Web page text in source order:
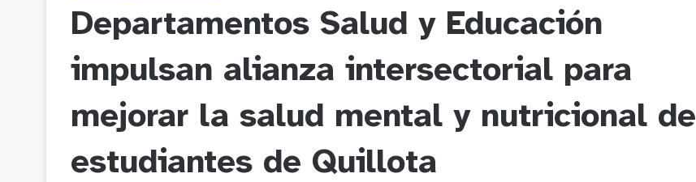
Departamentos Salud y Educación
impulsan alianza intersectorial para
mejorar la salud mental y nutricional de
estudiantes de Quillota